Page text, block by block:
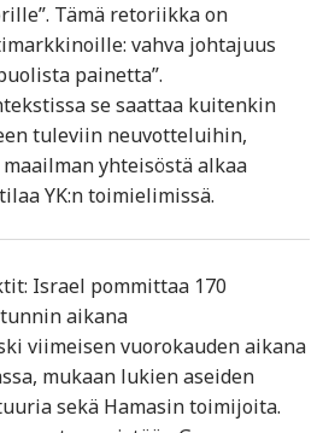
Tämä retoriikka on
vahva johtajuus
painetta”.
se saattaa kuitenkin
tuleviin neuvotteluihin,
yhteisöstä alkaa
YK:n toimielimissä.
Israel pommittaa 170
aikana
viimeisen vuorokauden aikana
mukaan lukien aseiden
sekä Hamasin toimijoita.